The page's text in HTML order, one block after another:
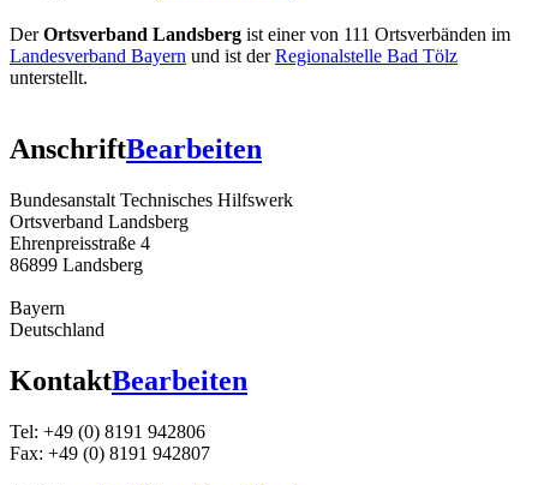
DerOrtsverband Landsberg ist einer von 111 Ortsverbänden im
Landesverband Bayern und ist derRegionalstelle Bad Tölz
unterstellt.
AnschriftBearbeiten
Bundesanstalt Technisches Hilfswerk
Ortsverband Landsberg
Ehrenpreisstraße 4
86899 Landsberg
Bayern
Deutschland
KontaktBearbeiten
Tel: +49 (0) 8191 942806
Fax: +49 (0) 8191 942807